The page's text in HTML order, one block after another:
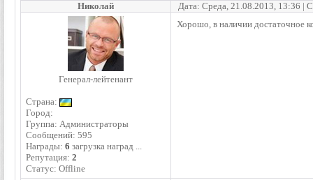
Николай Дата: Среда, 21.08.2013, 13:36 |
Генерал-лейтенант
Страна:
Город:
Группа: Администраторы
Сообщений: 595
Награды: 6 загрузка наград ...
Репутация: 2
Статус: Offline
Хорошо, в наличии достаточное